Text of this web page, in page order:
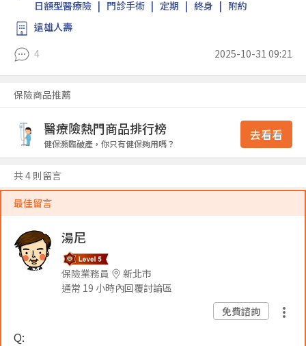
日額型醫療險
門診手術 定期 終身
附約
遠雄人壽
4
2025-10-31 09:21
保險商品推薦
醫療險熱門商品排行榜
健保瀕臨破產，你只有健保夠用嗎？
去看看
共 4 則留言
最佳留言
湯尼
保險業務員
新北市
通常 19 小時內回覆討論區
免費諮詢
Q: